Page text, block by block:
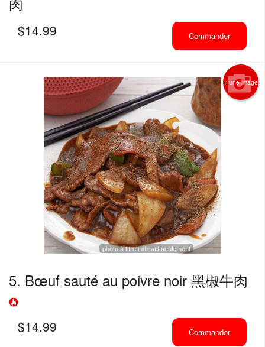
$14.99 Commander
+ une image
photo à titre indicatif seulement
5. Bœuf sauté au poivre noir 黑椒牛肉
$14.99 Commander